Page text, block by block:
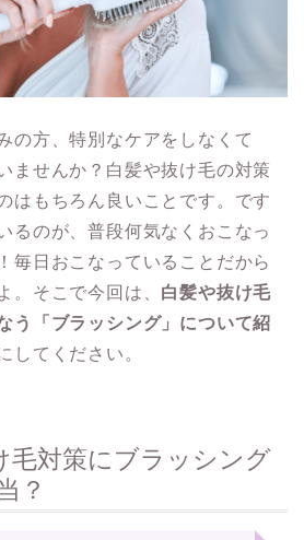
の方、特別なケアをしなくて
ませんか？白髪や抜け毛の対策
はもちろん良いことです。です
るのが、普段何気なくおこなっ
毎日おこなっていることだから
。そこで今回は、 白髪や抜け毛
う「ブラッシング」について紹
してください。
毛対策にブラッシング
？